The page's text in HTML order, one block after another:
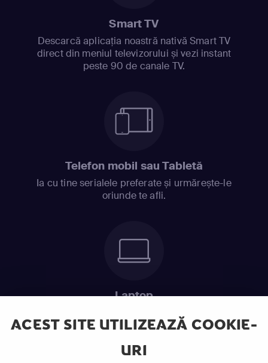
ACEST SITE UTILIZEAZĂ COOKIE-
URI
Smart TV
Descarcă aplicația noastră nativă Smart TV
direct din meniul televizorului și vezi instant
peste 90 de canale TV.
Telefon mobil sau Tabletă
Ia cu tine serialele preferate și urmărește-le
oriunde te afli.
Laptop
ABONEAZĂ-TE ACUM